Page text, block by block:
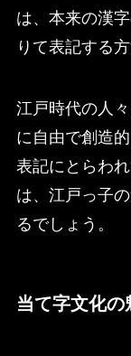
は、本来の漢
りて表記する方
江戸時代の人
に自由で創造
表記にとらわ
は、江戸っ子
るでしょう。
当て字文化の